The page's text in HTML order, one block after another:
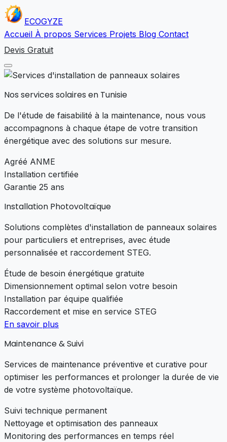
ECOGYZE
Accueil À propos Services Projets Blog Contact
Devis Gratuit
Nos services solaires en Tunisie
De l'étude de faisabilité à la maintenance, nous vous
accompagnons à chaque étape de votre transition
énergétique avec des solutions sur mesure.
Agréé ANME
Installation certifiée
Garantie 25 ans
Installation Photovoltaïque
Solutions complètes d'installation de panneaux solaires
pour particuliers et entreprises, avec étude
personnalisée et raccordement STEG.
Étude de besoin énergétique gratuite
Dimensionnement optimal selon votre besoin
Installation par équipe qualifiée
Raccordement et mise en service STEG
En savoir plus
Maintenance & Suivi
Services de maintenance préventive et curative pour
optimiser les performances et prolonger la durée de vie
de votre système photovoltaïque.
Suivi technique permanent
Nettoyage et optimisation des panneaux
Monitoring des performances en temps réel